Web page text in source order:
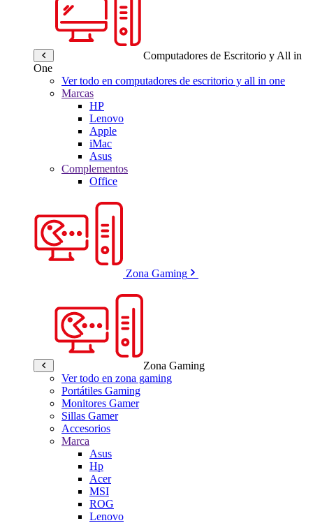
Computadores de Escritorio y All in
One
Ver todo en computadores de escritorio y all in one
Marcas
HP
Lenovo
Apple
iMac
Asus
Complementos
Office
Zona Gaming
Zona Gaming
Ver todo en zona gaming
Portátiles Gaming
Monitores Gamer
Sillas Gamer
Accesorios
Marca
Asus
Hp
Acer
MSI
ROG
Lenovo